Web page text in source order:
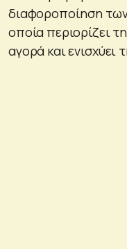
διαφοροποίηση
οποία περιορίζει
αγορά και